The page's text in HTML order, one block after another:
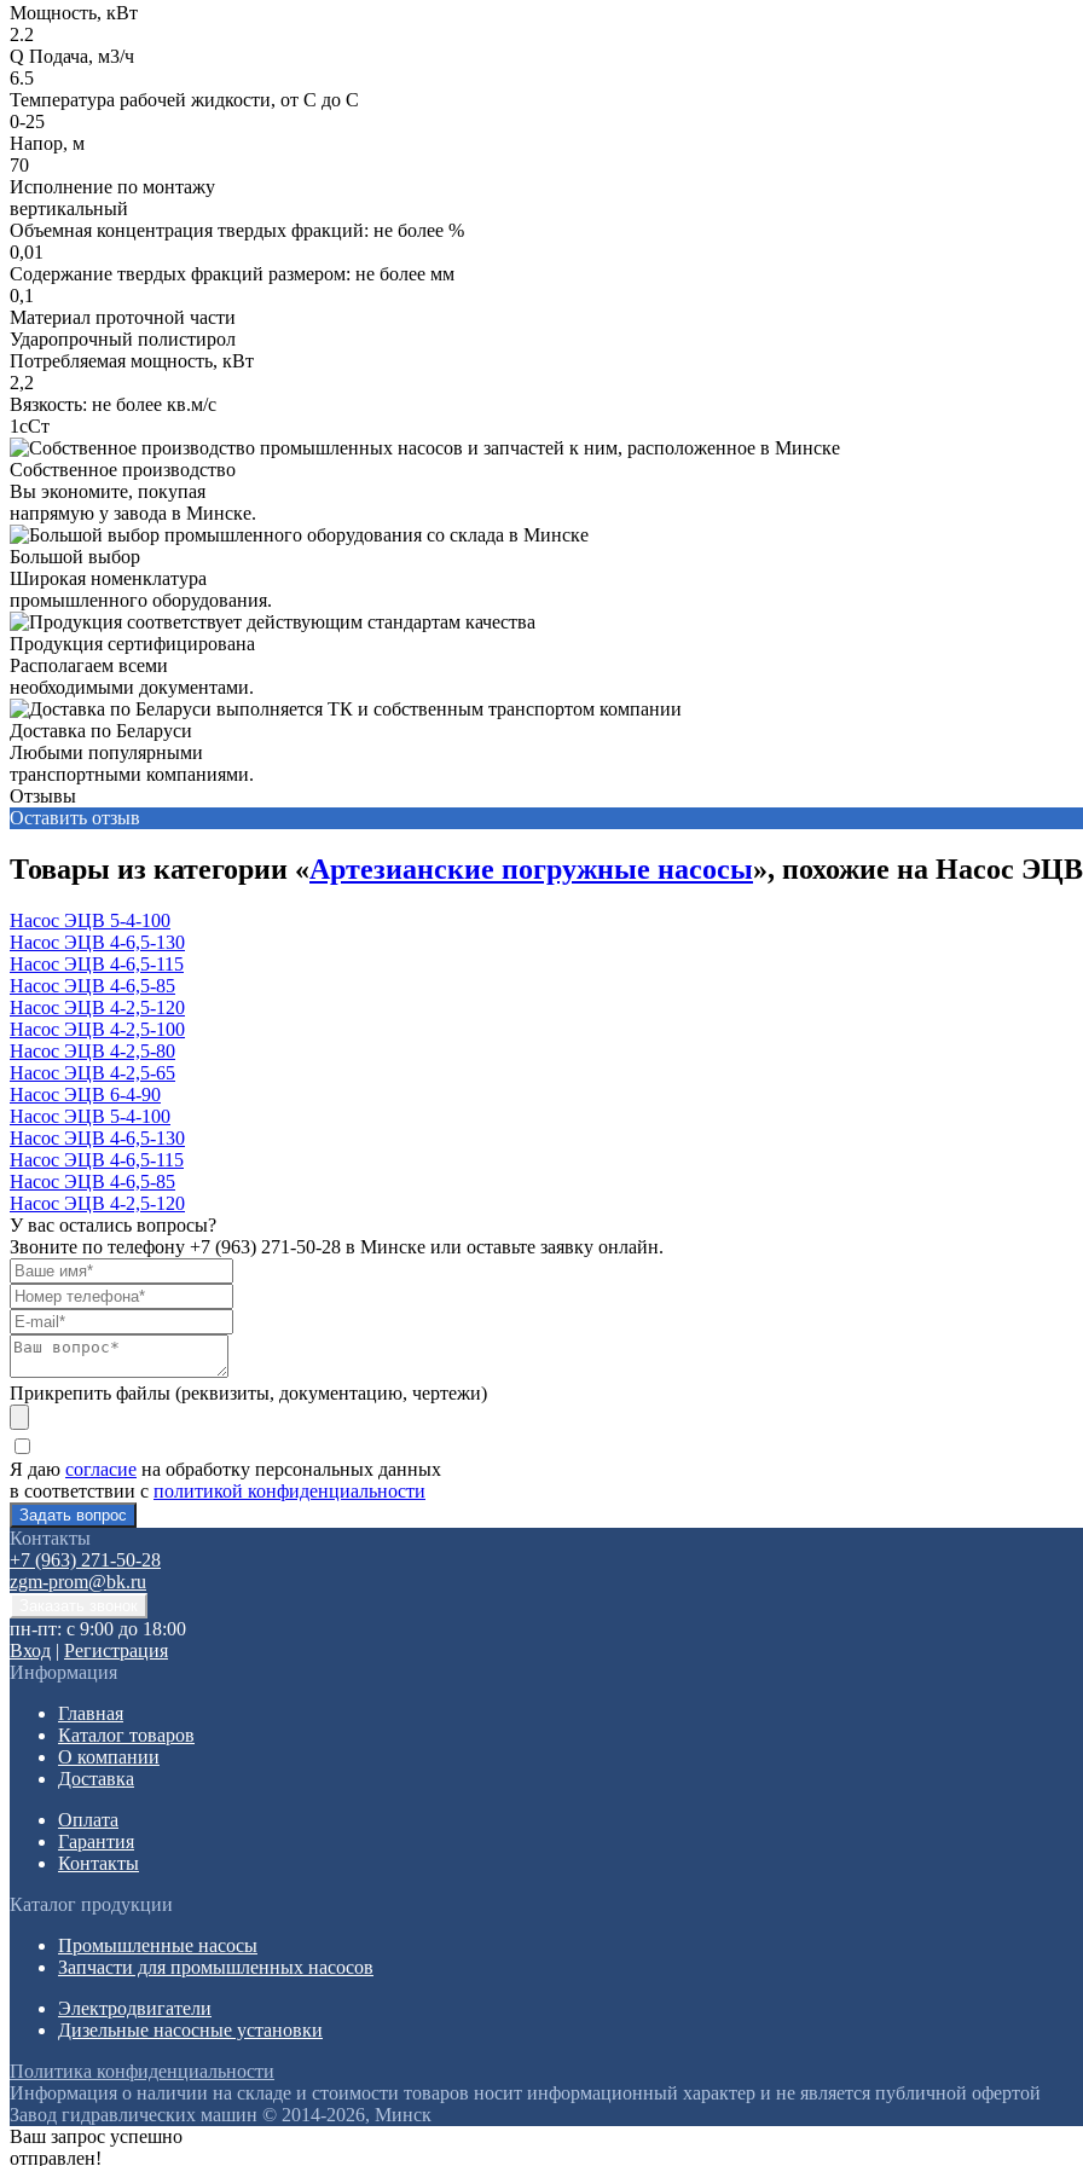
Мощность, кВт
2.2
Q Подача, м3/ч
6.5
Температура рабочей жидкости, от С до С
0-25
Напор, м
70
Исполнение по монтажу
вертикальный
Объемная концентрация твердых фракций: не более %
0,01
Содержание твердых фракций размером: не более мм
0,1
Материал проточной части
Ударопрочный полистирол
Потребляемая мощность, кВт
2,2
Вязкость: не более кв.м/с
1сСт
Собственное производство
Вы экономите, покупая
напрямую у завода в Минске.
Большой выбор
Широкая номенклатура
промышленного оборудования.
Продукция сертифицирована
Располагаем всеми
необходимыми документами.
Доставка по Беларуси
Любыми популярными
транспортными компаниями.
Отзывы
Оставить отзыв
Товары из категории «Артезианские погружные насосы», похожие на Насос
Насос ЭЦВ 5-4-100
Насос ЭЦВ 4-6,5-130
Насос ЭЦВ 4-6,5-115
Насос ЭЦВ 4-6,5-85
Насос ЭЦВ 4-2,5-120
Насос ЭЦВ 4-2,5-100
Насос ЭЦВ 4-2,5-80
Насос ЭЦВ 4-2,5-65
Насос ЭЦВ 6-4-90
Насос ЭЦВ 5-4-100
Насос ЭЦВ 4-6,5-130
Насос ЭЦВ 4-6,5-115
Насос ЭЦВ 4-6,5-85
Насос ЭЦВ 4-2,5-120
У вас остались вопросы?
Звоните по телефону +7 (963) 271-50-28 в Минске или оставьте заявку онлайн.
Прикрепить файлы (реквизиты, документацию, чертежи)
Я даю согласие на обработку персональных данных
в соответствии с политикой конфиденциальности
Контакты
+7 (963) 271-50-28
zgm-prom@bk.ru
пн-пт: с 9:00 до 18:00
Вход | Регистрация
Информация
Главная
Каталог товаров
О компании
Доставка
Оплата
Гарантия
Контакты
Каталог продукции
Промышленные насосы
Запчасти для промышленных насосов
Электродвигатели
Дизельные насосные установки
Политика конфиденциальности
Информация о наличии на складе и стоимости товаров носит информационный характер и не является публичной офертой
Завод гидравлических машин © 2014-2026, Минск
Ваш запрос успешно
отправлен!